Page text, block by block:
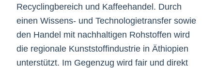
Recyclingbereich und Kaffeehandel. Durch
einen Wissens- und Technologietransfer sowie
den Handel mit nachhaltigen Rohstoffen wird
die regionale Kunststoffindustrie in Äthiopien
unterstützt. Im Gegenzug wird fair und direkt